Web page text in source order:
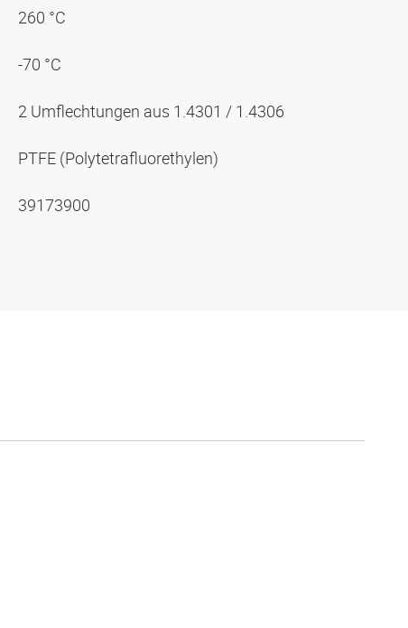
260 °C
-70 °C
2 Umflechtungen aus 1.4301 / 1.4306
PTFE (Polytetrafluorethylen)
39173900